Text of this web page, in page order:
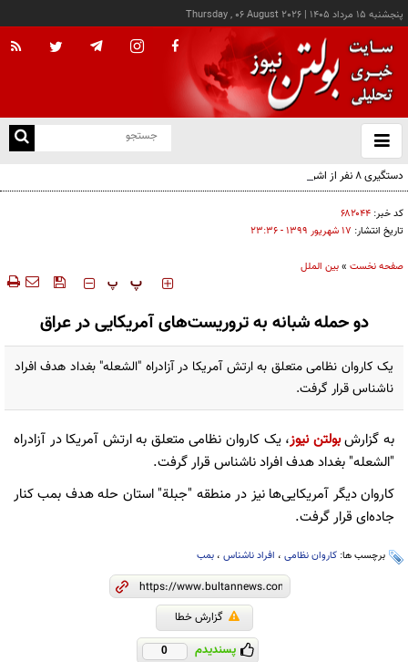
پنجشنبه ۱۵ مرداد ۱۴۰۵ |
Thursday , 06 August 2026
باز
و
دستگیری ۸ نفر از اشرار مسلح شاخص و مرتبطین گروهک‌های تروریستی
کد خبر: ۶۸۲۰۴۴
تاریخ انتشار: ۱۷ شهريور ۱۳۹۹ - ۲۳:۳۶
صفحه نخست »بین الملل
‍‍‍ پ پ
دو حمله شبانه به تروریست‌های آمریکایی در عراق
یک کاروان نظامی متعلق به ارتش آمریکا در آزادراه "الشعله" بغداد هدف افراد
ناشناس قرار گرفت.
به گزارشبولتن نیوز، یک کاروان نظامی متعلق به ارتش آمریکا در آزادراه
"الشعله" بغداد هدف افراد ناشناس قرار گرفت.
کاروان دیگر آمریکایی‌ها نیز در منطقه "جبلة" استان حله هدف بمب کنار
جاده‌ای قرار گرفت.
برچسب ها: کاروان نظامی ، افراد ناشناس ، بمب
گزارش خطا
پسندیدم 0